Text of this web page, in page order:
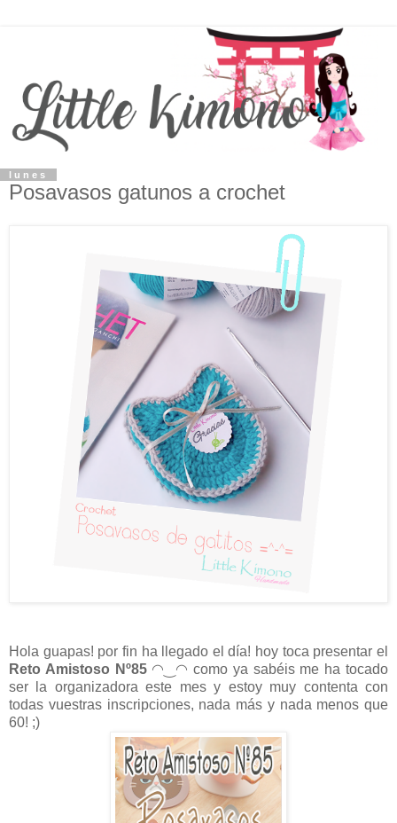
lunes
Posavasos gatunos a crochet
Hola guapas! por fin ha llegado el día! hoy toca presentar el
Reto Amistoso Nº85 ◠‿◠como ya sabéis me ha tocado
ser la organizadora este mes y estoy muy contenta con
todas vuestras inscripciones, nada más y nada menos que
60! ;)